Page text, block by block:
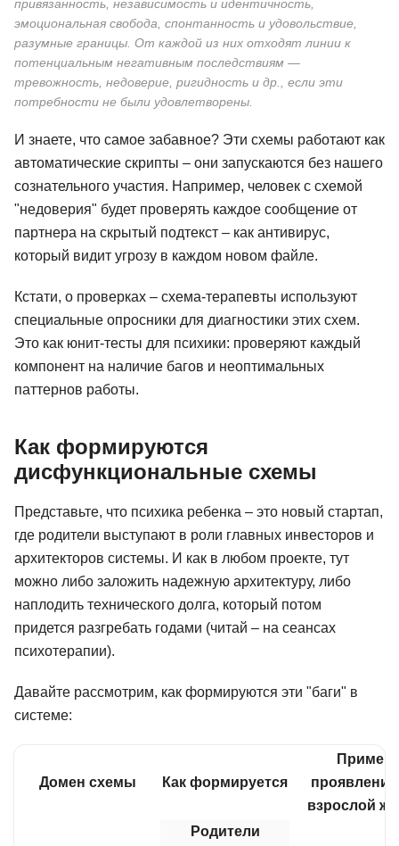
привязанность, независимость и идентичность,
эмоциональная свобода, спонтанность и удовольствие,
разумные границы. От каждой из них отходят линии к
потенциальным негативным последствиям —
тревожность, недоверие, ригидность и др., если эти
потребности не были удовлетворены.
И знаете, что самое забавное? Эти схемы работают как
автоматические скрипты – они запускаются без нашего
сознательного участия. Например, человек с схемой
"недоверия" будет проверять каждое сообщение от
партнера на скрытый подтекст – как антивирус,
который видит угрозу в каждом новом файле.
Кстати, о проверках – схема-терапевты используют
специальные опросники для диагностики этих схем.
Это как юнит-тесты для психики: проверяют каждый
компонент на наличие багов и неоптимальных
паттернов работы.
Как формируются
дисфункциональные схемы
Представьте, что психика ребенка – это новый стартап,
где родители выступают в роли главных инвесторов и
архитекторов системы. И как в любом проекте, тут
можно либо заложить надежную архитектуру, либо
наплодить технического долга, который потом
придется разгребать годами (читай – на сеансах
психотерапии).
Давайте рассмотрим, как формируются эти "баги" в
системе:
Домен схемы Как формируется
Пример
взрослой
Родители